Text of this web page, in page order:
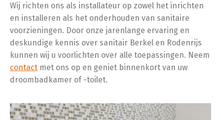
Wij richten ons als installateur op zowel het inrichten
en installeren als het onderhouden van sanitaire
voorzieningen. Door onze jarenlange ervaring en
deskundige kennis over sanitair Berkel en Rodenrijs
kunnen wij u voorlichten over alle toepassingen. Neem
contact met ons op en geniet binnenkort van uw
droombadkamer of -toilet.